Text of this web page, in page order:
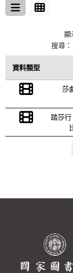
顯
搜尋：
資料類型
莎
踏莎